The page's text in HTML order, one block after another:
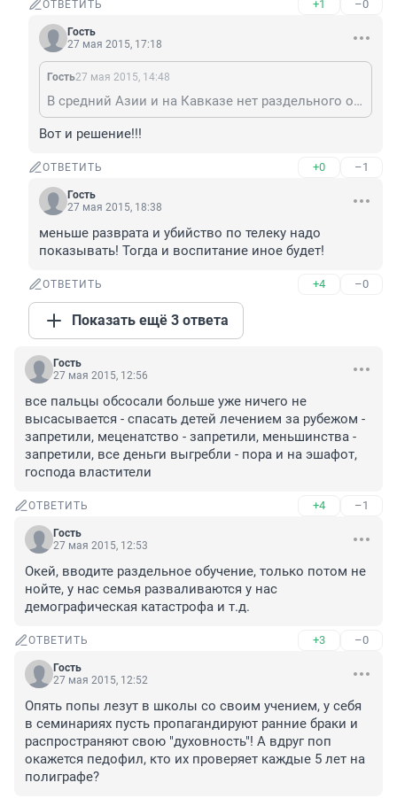
ОТВЕТИТЬ +1 –0
Гость
27 мая 2015, 17:18
Гость27 мая 2015, 14:48
В средний Азии и на Кавказе нет раздельного обучения, потому что там просто девочек не учат
Вот и решение!!!
ОТВЕТИТЬ +0 –1
Гость
27 мая 2015, 18:38
меньше разврата и убийство по телеку надо
показывать! Тогда и воспитание иное будет!
ОТВЕТИТЬ +4 –0
Показать ещё 3 ответа
Гость
27 мая 2015, 12:56
все пальцы обсосали больше уже ничего не
высасывается - спасать детей лечением за рубежом -
запретили, меценатство - запретили, меньшинства -
запретили, все деньги выгребли - пора и на эшафот,
господа властители
ОТВЕТИТЬ +4 –1
Гость
27 мая 2015, 12:53
Окей, вводите раздельное обучение, только потом не
нойте, у нас семья разваливаются у нас
демографическая катастрофа и т.д.
ОТВЕТИТЬ +3 –0
Гость
27 мая 2015, 12:52
Опять попы лезут в школы со своим учением, у себя
в семинариях пусть пропагандируют ранние браки и
распространяют свою "духовность"! А вдруг поп
окажется педофил, кто их проверяет каждые 5 лет на
полиграфе?